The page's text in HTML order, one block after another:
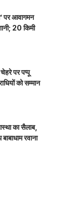
पर आवागमन
20 किमी
पर पप्पू
को सम्मान
का सैलाब,
रवाना